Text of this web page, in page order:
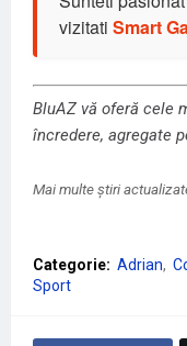
vizitati Smart
BluAZ vă oferă cele
încredere, agregate
Mai multe știri
Categorie: Adrian
Sport